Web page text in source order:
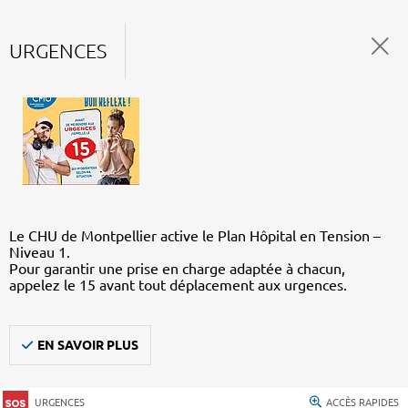
URGENCES
Le CHU de Montpellier active le Plan Hôpital en Tension –
Niveau 1.
Pour garantir une prise en charge adaptée à chacun,
appelez le 15 avant tout déplacement aux urgences.
EN SAVOIR PLUS
URGENCES ACCÈS RAPIDES